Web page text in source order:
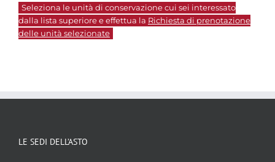
Seleziona le unità di conservazione cui sei interessato
dalla lista superiore e effettua la Richiesta di prenotazione
delle unità selezionate
LE SEDI DELL’ASTO